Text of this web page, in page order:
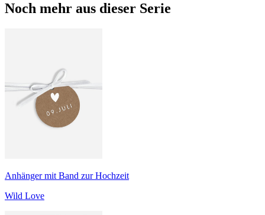
Noch mehr aus dieser Serie
Anhänger mit Band zur Hochzeit
Wild Love